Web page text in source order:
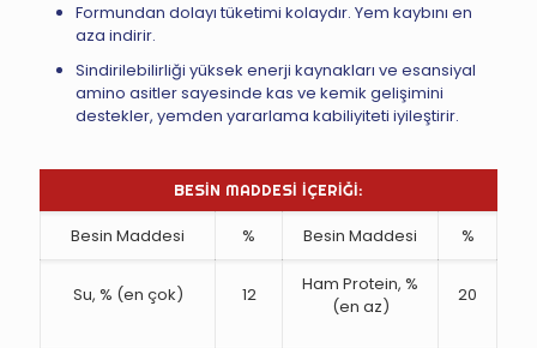
Formundan dolayı tüketimi kolaydır. Yem kaybını en
aza indirir.
Sindirilebilirliği yüksek enerji kaynakları ve esansiyal
amino asitler sayesinde kas ve kemik gelişimini
destekler, yemden yararlama kabiliyiteti iyileştirir.
BESİN MADDESİ İÇERİĞİ:
Besin Maddesi % Besin Maddesi %
Su, % (en çok) 12
Ham Protein, %
(en az)
20